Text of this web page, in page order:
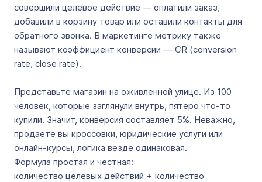
совершили целевое действие — оплатили заказ,
добавили в корзину товар или оставили контакты для
обратного звонка. В маркетинге метрику также
называют коэффициент конверсии –– CR (conversion
rate, close rate).
Представьте магазин на оживленной улице. Из 100
человек, которые заглянули внутрь, пятеро что-то
купили. Значит, конверсия составляет 5%. Неважно,
продаете вы кроссовки, юридические услуги или
онлайн-курсы, логика везде одинаковая.
Формула простая и честная:
количество целевых действий ÷ количество